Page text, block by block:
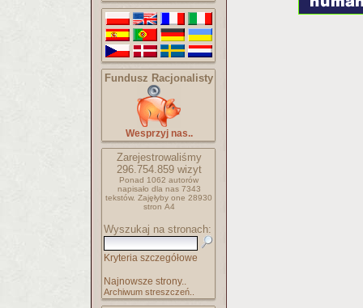
Fundusz Racjonalisty
Wesprzyj nas..
Zarejestrowaliśmy
296.754.859wizyt
Ponad 1062 autorów
napisało dla nas 7343
tekstów. Zajęłyby one 28930
stron A4
Wyszukaj na stronach:
Kryteria szczegółowe
Najnowsze strony..
Archiwum streszczeń..